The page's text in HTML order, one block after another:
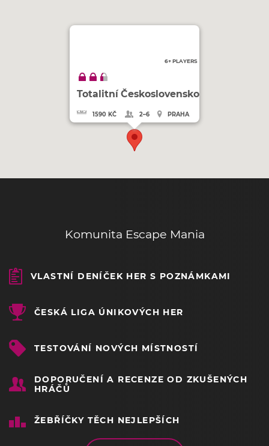
6+ PLAYERS
Totalitní Československo
1590 KČ 2–6 PRAHA
Komunita Escape Mania
VLASTNÍ DENÍČEK HER S POZNÁMKAMI
ČESKÁ LIGA ÚNIKOVÝCH HER
TESTOVÁNÍ NOVÝCH MÍSTNOSTÍ
DOPORUČENÍ A RECENZE OD ZKUŠENÝCH
HRÁČŮ
ŽEBŘÍČKY TĚCH NEJLEPŠÍCH